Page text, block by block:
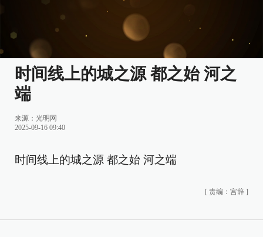
时间线上的城之源 都之始 河之
端
来源： 光明网
2025-09-16 09:40
时间线上的城之源 都之始 河之端
[ 责编：宫辞 ]